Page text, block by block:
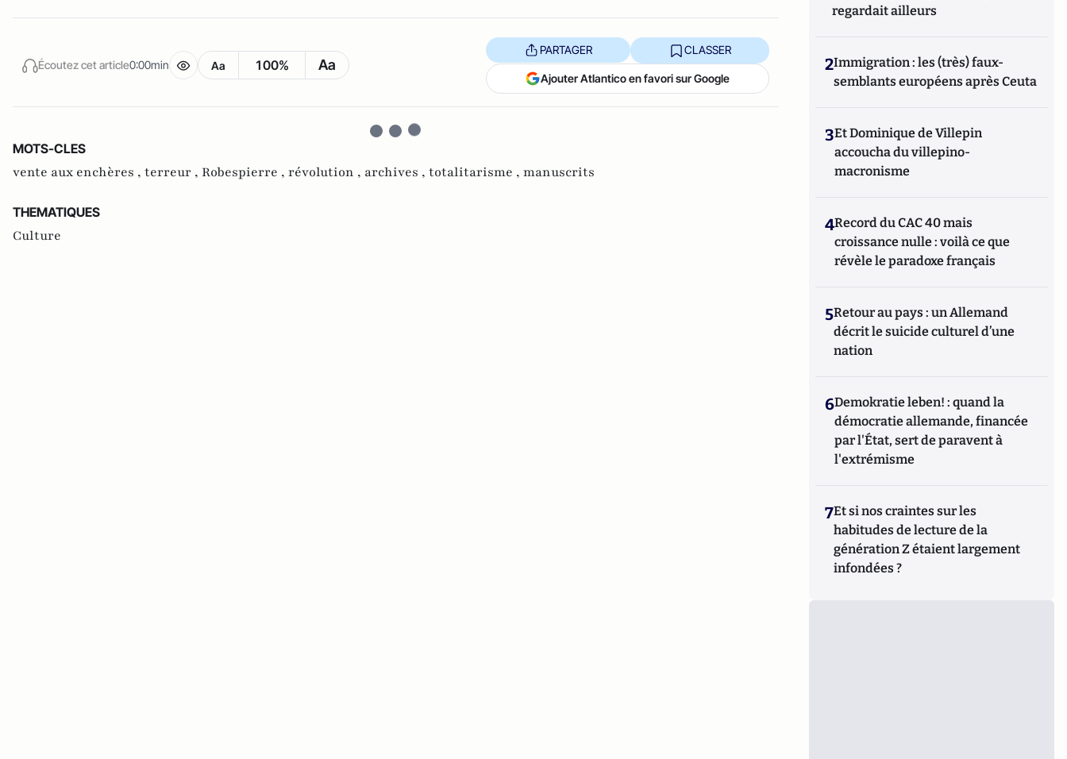
Écoutez cet article0:00min Aa 100% Aa
PARTAGER CLASSER
Ajouter Atlantico en favori sur Google
MOTS-CLES
vente aux enchères , terreur , Robespierre , révolution , archives , totalitarisme , manuscrits
THEMATIQUES
Culture
regardait ailleurs
2Immigration : les (très) faux-
semblants européens après Ceuta
3Et Dominique de Villepin
accoucha du villepino-
macronisme
4Record du CAC 40 mais
croissance nulle : voilà ce que
révèle le paradoxe français
5Retour au pays : un Allemand
décrit le suicide culturel d’une
nation
6Demokratie leben! : quand la
démocratie allemande, financée
par l'État, sert de paravent à
l'extrémisme
7Et si nos craintes sur les
habitudes de lecture de la
génération Z étaient largement
infondées ?